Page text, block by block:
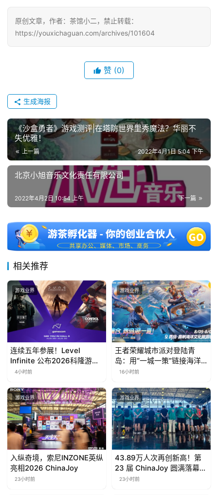
原创文章，作者：茶馆小二，禁止转载：
https://youxichaguan.com/archives/101604
赞 (0)
生成海报
《沙盒勇者》游戏测评|在塔防世界里秀魔法？华丽不
失优雅！
上一篇 2022年4月1日 5:04 下午
北京小旭音乐文化责任有限公司
下一篇
2022年4月2日 10:54 上午
相关推荐
游戏业界
连续五年参展！Level
Infinite 公布2026科隆游戏
展产品阵容
4小时前
游戏业界
王者荣耀城市派对登陆青
岛：用“一城一策”链接海洋
场景，以双向奔赴带动夏日
16小时前
游戏业界
入纵奇境，索尼INZONE英纵
亮相2026 ChinaJoy
23小时前
游戏业界
43.89万人次再创新高！第
23 届 ChinaJoy 圆满落幕：
感谢有你，共赴这场“与 AI
23小时前